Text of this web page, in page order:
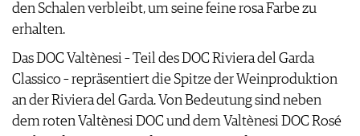
den Schalen verbleibt, um seine feine rosa Farbe zu
erhalten.
Das DOC Valtènesi – Teil des DOC Riviera del Garda
Classico – repräsentiert die Spitze der Weinproduktion
an der Riviera del Garda. Von Bedeutung sind neben
dem roten Valtènesi DOC und dem Valtènesi DOC Rosé